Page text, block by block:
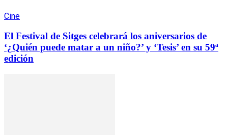
Cine
El Festival de Sitges celebrará los aniversarios de
‘¿Quién puede matar a un niño?’ y ‘Tesis’ en su 59ª
edición